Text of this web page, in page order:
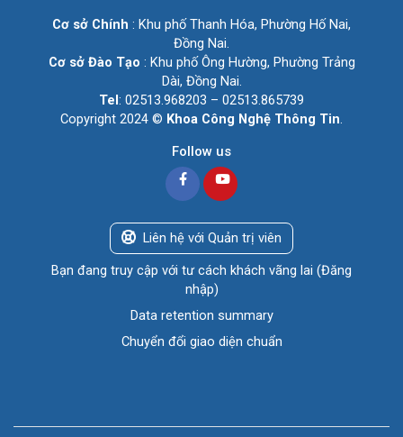
Cơ sở Chính : Khu phố Thanh Hóa, Phường Hố Nai,
Đồng Nai.
Cơ sở Đào Tạo : Khu phố Ông Hường, Phường Trảng
Dài, Đồng Nai.
Tel: 02513.968203 – 02513.865739
Copyright 2024 © Khoa Công Nghệ Thông Tin.
Follow us
Liên hệ với Quản trị viên
Bạn đang truy cập với tư cách khách vãng lai (Đăng
nhập)
Data retention summary
Chuyển đổi giao diện chuẩn